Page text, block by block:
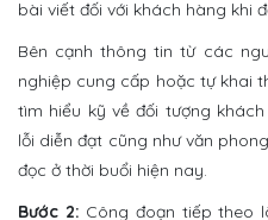
bài viết đối với khách hàng khi
Bên cạnh thông tin từ các
nghiệp cung cấp hoặc tự khai
tìm hiểu kỹ về đối tượng
lỗi diễn đạt cũng như văn
đọc ở thời buổi hiện nay.
Bước 2: Công đoạn tiếp theo